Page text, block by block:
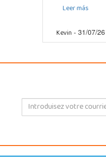
Leer más
Kevin - 31/07/26